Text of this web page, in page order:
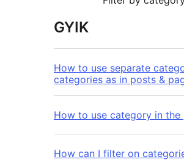
GYIK
How to use separate
categories as in posts &
How to use category in
How can I filter on